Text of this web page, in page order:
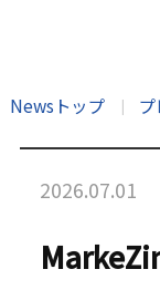
Newsトップ
2026.07.01